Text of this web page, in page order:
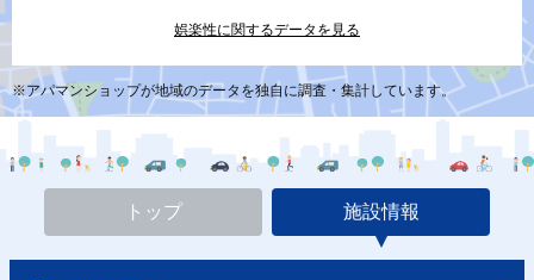
娯楽性に関するデータを見る
※アパマンショップが地域のデータを独自に調査・集計しています。
トップ 施設情報